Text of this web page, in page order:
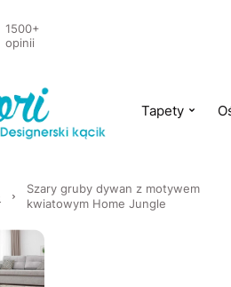
1500+
opinii
Tapety
Szary gruby dywan z motywem
kwiatowym Home Jungle